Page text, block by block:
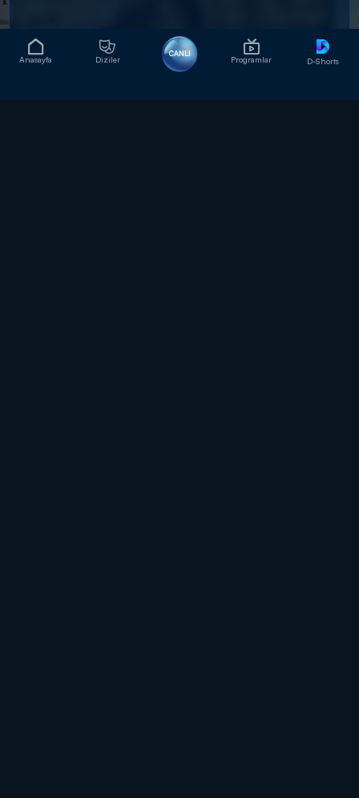
Anasayfa Diziler
CANLI
Programlar D-Shorts